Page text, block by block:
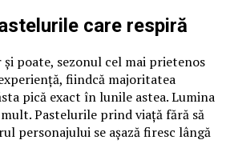
care respiră
și poate, sezonul cel mai prietenos
fiindcă majoritatea
pică exact în lunile astea. Lumina
Pastelurile prind viață fără să
personajului se așază firesc lângă